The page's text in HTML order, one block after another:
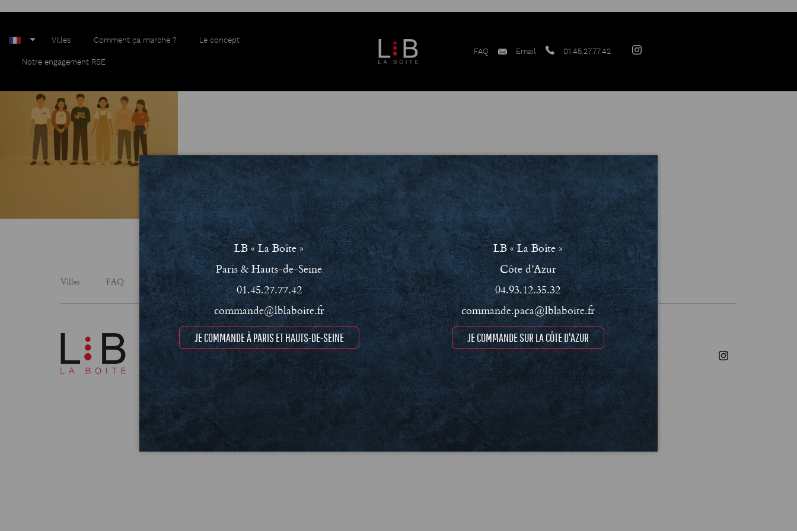
Villes Comment ça marche ? Le concept
Notre engagement RSE
FAQ Email 01.45.27.77.42
Villes FAQ Le concept Notre engagement RSE Conditions Générales de Vente (CGV) Mentions légales et Politique de confidentialité
LB « La Boîte »
Paris & Hauts-de-Seine
01.45.27.77.42
commande@lblaboite.fr
JE COMMANDE À PARIS ET HAUTS-DE-SEINE
LB « La Boîte »
Côte d’Azur
04.93.12.35.32
commande.paca@lblaboite.fr
JE COMMANDE SUR LA CÔTE D'AZUR